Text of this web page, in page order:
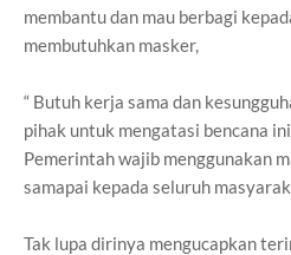
membantu dan mau berbagi
membutuhkan masker,
“ Butuh kerja sama dan
pihak untuk mengatasi bencana
Pemerintah wajib menggunakan
samapai kepada seluruh
Tak lupa dirinya mengucapkan